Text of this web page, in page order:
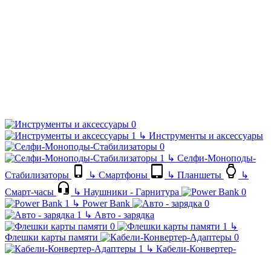
↳ Инструменты и аксессуары
↳ Селфи-Моноподы-
Стабилизаторы
↳ Смартфоны ↳ Планшеты
↳
Смарт-часы
↳ Наушники - Гарнитура
↳ Power Bank
↳ Авто - зарядка
↳
Флешки карты памяти
↳ Кабели-Конвертер-